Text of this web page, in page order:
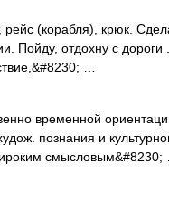
(корабля), крюк.
Пойду, отдохну с
…
временной
познания и
смысловым&#8230;